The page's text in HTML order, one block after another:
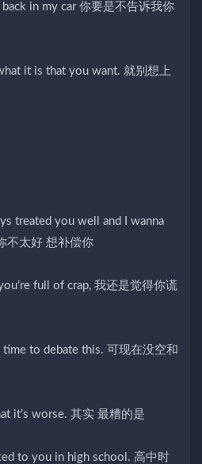
in my car 你要是不告诉我你
it is that you want. 就别想上
treated you well and I wanna
不太好 想补偿你
full of crap, 我还是觉得你谎
to debate this. 可现在没空和
it’s worse. 其实 最糟的是
to you in high school. 高中时